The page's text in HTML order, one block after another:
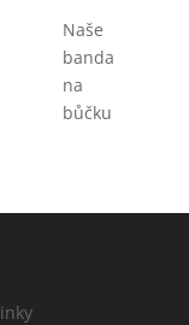
Naše
banda
na
bůčku